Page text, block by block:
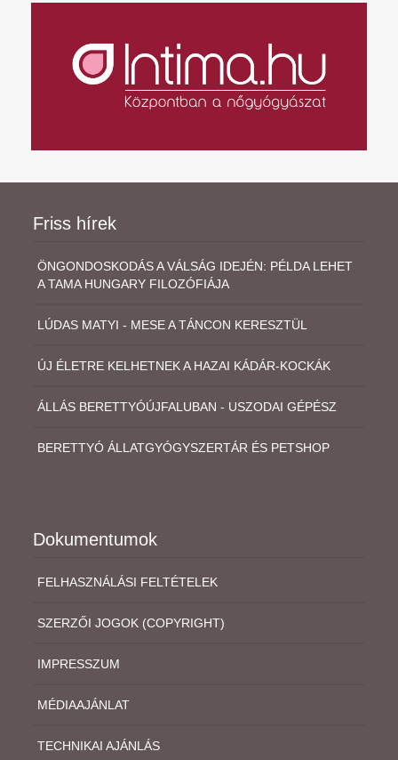
Friss hírek
ÖNGONDOSKODÁS A VÁLSÁG IDEJÉN: PÉLDA LEHET
A TAMA HUNGARY FILOZÓFIÁJA
LÚDAS MATYI - MESE A TÁNCON KERESZTÜL
ÚJ ÉLETRE KELHETNEK A HAZAI KÁDÁR-KOCKÁK
ÁLLÁS BERETTYÓÚJFALUBAN - USZODAI GÉPÉSZ
BERETTYÓ ÁLLATGYÓGYSZERTÁR ÉS PETSHOP
Dokumentumok
FELHASZNÁLÁSI FELTÉTELEK
SZERZŐI JOGOK (COPYRIGHT)
IMPRESSZUM
MÉDIAAJÁNLAT
TECHNIKAI AJÁNLÁS